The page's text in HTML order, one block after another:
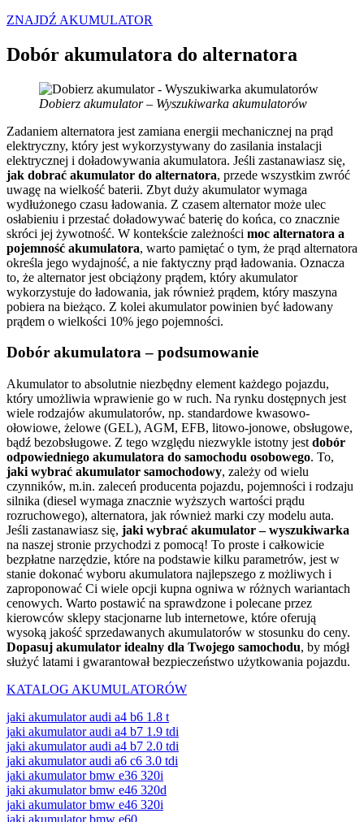
ZNAJDŹ AKUMULATOR
Dobór akumulatora do alternatora
Dobierz akumulator – Wyszukiwarka akumulatorów
Zadaniem alternatora jest zamiana energii mechanicznej na prąd
elektryczny, który jest wykorzystywany do zasilania instalacji
elektrycznej i doładowywania akumulatora. Jeśli zastanawiasz się,
jak dobrać akumulator do alternatora, przede wszystkim zwróć
uwagę na wielkość baterii. Zbyt duży akumulator wymaga
wydłużonego czasu ładowania. Z czasem alternator może ulec
osłabieniu i przestać doładowywać baterię do końca, co znacznie
skróci jej żywotność. W kontekście zależności moc alternatora a
pojemność akumulatora, warto pamiętać o tym, że prąd alternatora
określa jego wydajność, a nie faktyczny prąd ładowania. Oznacza
to, że alternator jest obciążony prądem, który akumulator
wykorzystuje do ładowania, jak również prądem, który maszyna
pobiera na bieżąco. Z kolei akumulator powinien być ładowany
prądem o wielkości 10% jego pojemności.
Dobór akumulatora – podsumowanie
Akumulator to absolutnie niezbędny element każdego pojazdu,
który umożliwia wprawienie go w ruch. Na rynku dostępnych jest
wiele rodzajów akumulatorów, np. standardowe kwasowo-
ołowiowe, żelowe (GEL), AGM, EFB, litowo-jonowe, obsługowe,
bądź bezobsługowe. Z tego względu niezwykle istotny jest dobór
odpowiedniego akumulatora do samochodu osobowego. To,
jaki wybrać akumulator samochodowy, zależy od wielu
czynników, m.in. zaleceń producenta pojazdu, pojemności i rodzaju
silnika (diesel wymaga znacznie wyższych wartości prądu
rozruchowego), alternatora, jak również marki czy modelu auta.
Jeśli zastanawiasz się, jaki wybrać akumulator – wyszukiwarka
na naszej stronie przychodzi z pomocą! To proste i całkowicie
bezpłatne narzędzie, które na podstawie kilku parametrów, jest w
stanie dokonać wyboru akumulatora najlepszego z możliwych i
zaproponować Ci wiele opcji kupna ogniwa w różnych wariantach
cenowych. Warto postawić na sprawdzone i polecane przez
kierowców sklepy stacjonarne lub internetowe, które oferują
wysoką jakość sprzedawanych akumulatorów w stosunku do ceny.
Dopasuj akumulator idealny dla Twojego samochodu, by mógł
służyć latami i gwarantował bezpieczeństwo użytkowania pojazdu.
KATALOG AKUMULATORÓW
jaki akumulator audi a4 b6 1.8 t
jaki akumulator audi a4 b7 1.9 tdi
jaki akumulator audi a4 b7 2.0 tdi
jaki akumulator audi a6 c6 3.0 tdi
jaki akumulator bmw e36 320i
jaki akumulator bmw e46 320d
jaki akumulator bmw e46 320i